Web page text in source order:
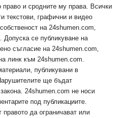
право и сродните му права. Всички
текстови, графични и видео
на 24shumen.com,
Допуска се публикуване на
съгласие на 24shumen.com,
линк към 24shumen.com.
публикувани в
ще бъдат
24shumen.com не носи
под публикациите.
правото да ограничават или